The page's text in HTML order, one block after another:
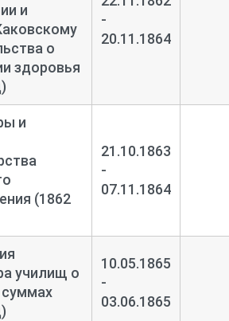
и
о
здоровья
-
20.11.1864
и
(1862
21.10.1863
-
07.11.1864
училищ о
10.05.1865
-
03.06.1865